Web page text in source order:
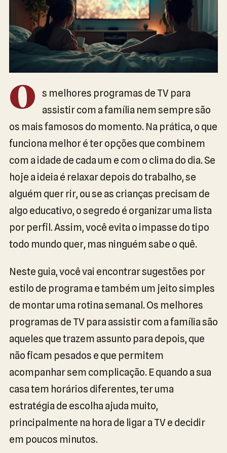
O
s melhores programas de TV para
assistir com a família nem sempre são
os mais famosos do momento. Na prática, o que
funciona melhor é ter opções que combinem
com a idade de cada um e com o clima do dia. Se
hoje a ideia é relaxar depois do trabalho, se
alguém quer rir, ou se as crianças precisam de
algo educativo, o segredo é organizar uma lista
por perfil. Assim, você evita o impasse do tipo
todo mundo quer, mas ninguém sabe o quê.
Neste guia, você vai encontrar sugestões por
estilo de programa e também um jeito simples
de montar uma rotina semanal. Os melhores
programas de TV para assistir com a família são
aqueles que trazem assunto para depois, que
não ficam pesados e que permitem
acompanhar sem complicação. E quando a sua
casa tem horários diferentes, ter uma
estratégia de escolha ajuda muito,
principalmente na hora de ligar a TV e decidir
em poucos minutos.